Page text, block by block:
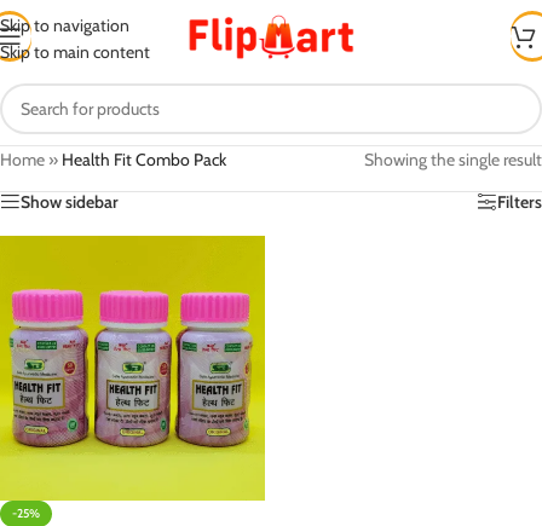
Skip to navigation
Skip to main content
Home » Health Fit Combo Pack
Showing the single result
Show sidebar
Filters
-25%